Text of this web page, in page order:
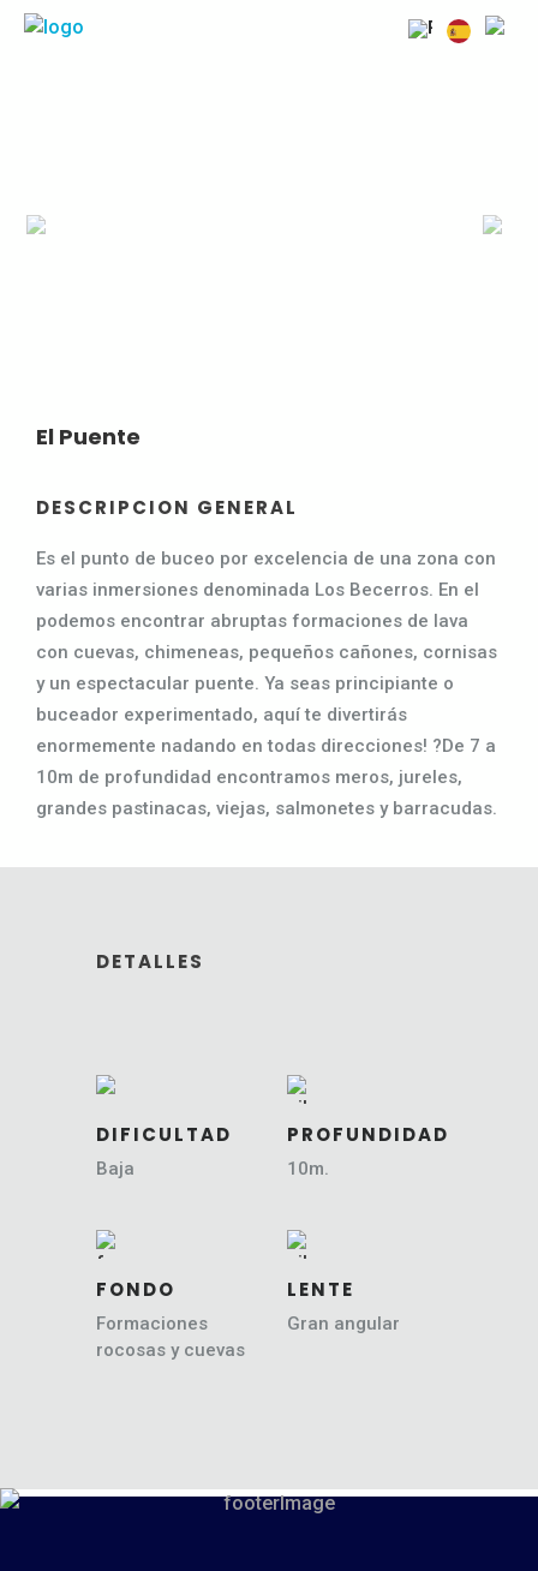
Previous Next
El Puente
DESCRIPCION GENERAL
Es el punto de buceo por excelencia de una zona con
varias inmersiones denominada Los Becerros. En el
podemos encontrar abruptas formaciones de lava
con cuevas, chimeneas, pequeños cañones, cornisas
y un espectacular puente. Ya seas principiante o
buceador experimentado, aquí te divertirás
enormemente nadando en todas direcciones! ?De 7 a
10m de profundidad encontramos meros, jureles,
grandes pastinacas, viejas, salmonetes y barracudas.
DETALLES
DIFICULTAD
Baja
PROFUNDIDAD
10m.
FONDO
Formaciones
rocosas y cuevas
LENTE
Gran angular